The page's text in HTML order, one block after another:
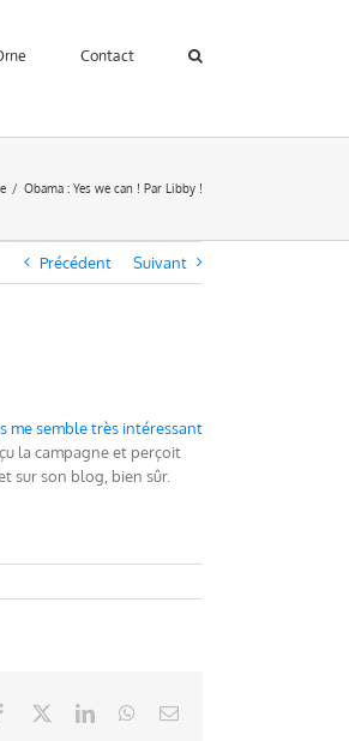
Contact
Obama : Yes we can ! Par Libby !
Précédent Suivant
me semble très intéressant
la campagne et perçoit
sur son blog, bien sûr.
Facebook LinkedInWhatsApp
Email